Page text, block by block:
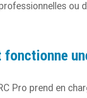
ou
Pro prend en